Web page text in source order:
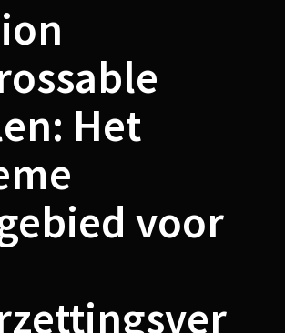
Het
voor